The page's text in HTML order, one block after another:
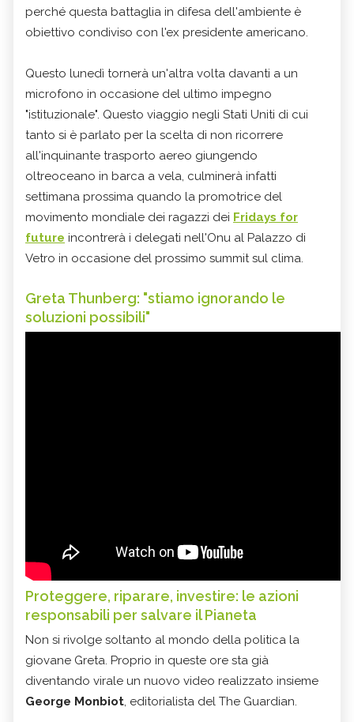
perché questa battaglia in difesa dell'ambiente è
obiettivo condiviso con l'ex presidente americano.
Questo lunedì tornerà un'altra volta davanti a un
microfono in occasione del ultimo impegno
"istituzionale". Questo viaggio negli Stati Uniti di cui
tanto si è parlato per la scelta di non ricorrere
all'inquinante trasporto aereo giungendo
oltreoceano in barca a vela, culminerà infatti
settimana prossima quando la promotrice del
movimento mondiale dei ragazzi dei Fridays for
future incontrerà i delegati nell'Onu al Palazzo di
Vetro in occasione del prossimo summit sul clima.
Greta Thunberg: "stiamo ignorando le
soluzioni possibili"
Proteggere, riparare, investire: le azioni
responsabili per salvare il Pianeta
Non si rivolge soltanto al mondo della politica la
giovane Greta. Proprio in queste ore sta già
diventando virale un nuovo video realizzato insieme
George Monbiot, editorialista del The Guardian.